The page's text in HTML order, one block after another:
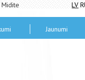
Midite LV
Jaunumi